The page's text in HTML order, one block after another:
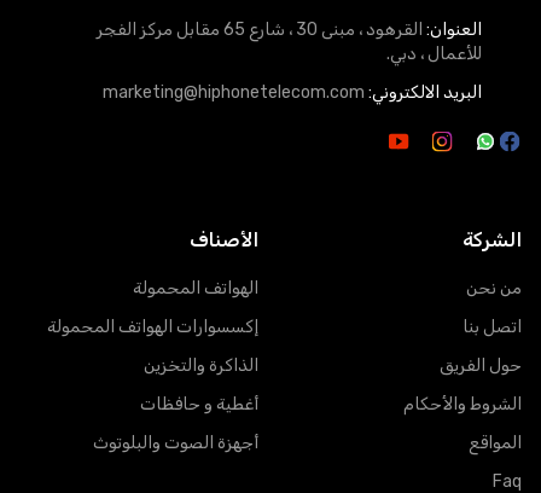
العنوان:
القرهود ، مبنى 30 ، شارع 65 مقابل مركز الفجر
للأعمال ، دبي.
البريد الالكتروني: marketing@hiphonetelecom.com
الشركة
من نحن
اتصل بنا
حول الفريق
الشروط والأحكام
المواقع
Faq
الأصناف
الهواتف المحمولة
إكسسوارات الهواتف المحمولة
الذاكرة والتخزين
أغطية و حافظات
أجهزة الصوت والبلوتوث